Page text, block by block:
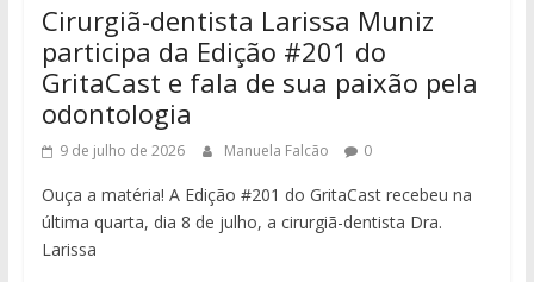
Cirurgiã-dentista Larissa Muniz
participa da Edição #201 do
GritaCast e fala de sua paixão pela
odontologia
9 de julho de 2026 Manuela Falcão 0
Ouça a matéria! A Edição #201 do GritaCast recebeu na
última quarta, dia 8 de julho, a cirurgiã-dentista Dra.
Larissa